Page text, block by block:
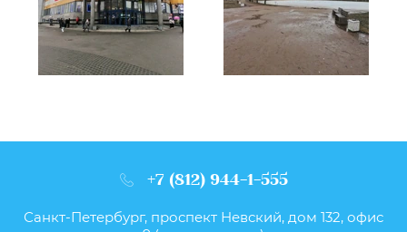
+7 (812) 944-1-555
Санкт-Петербург, проспект Невский, дом 132, офис